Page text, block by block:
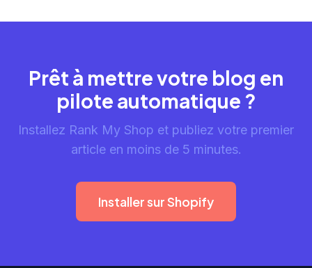
Prêt à mettre votre blog en
pilote automatique ?
Installez Rank My Shop et publiez votre premier
article en moins de 5 minutes.
Installer sur Shopify